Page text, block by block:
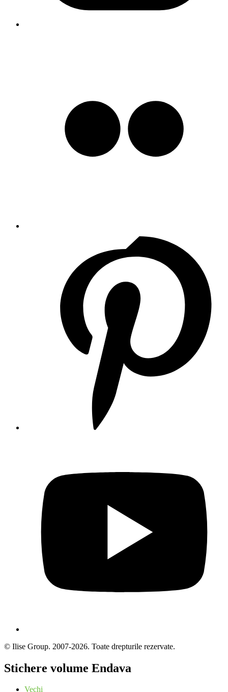
© Ilise Group. 2007-2026. Toate drepturile rezervate.
Stichere volume Endava
Vechi